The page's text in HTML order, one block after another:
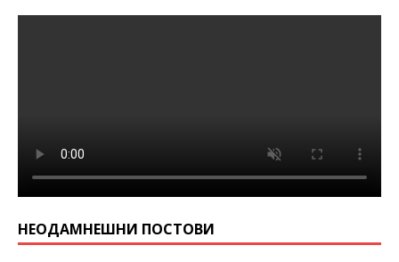
НЕОДАМНЕШНИ ПОСТОВИ